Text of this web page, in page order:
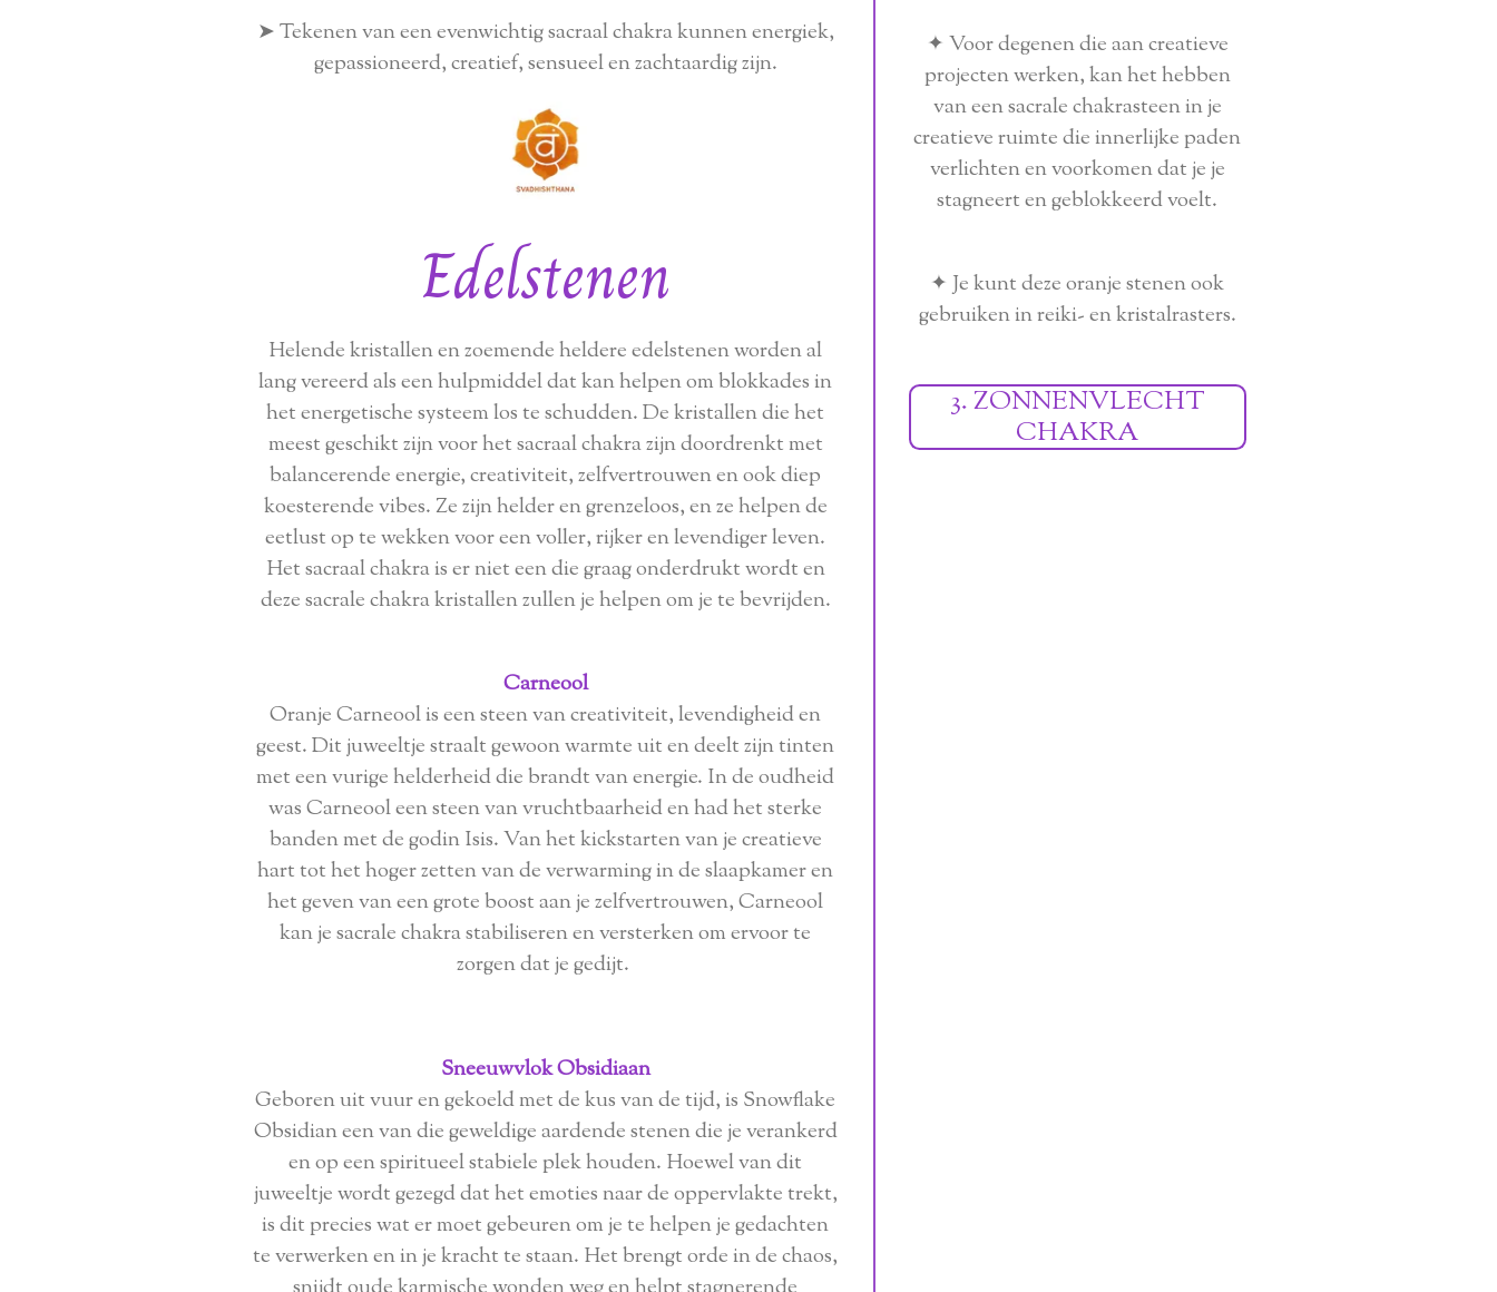
➤ Tekenen van een evenwichtig sacraal chakra kunnen energiek,
gepassioneerd, creatief, sensueel en zachtaardig zijn.
Edelstenen
Helende kristallen en zoemende heldere edelstenen worden al
lang vereerd als een hulpmiddel dat kan helpen om blokkades in
het energetische systeem los te schudden. De kristallen die het
meest geschikt zijn voor het sacraal chakra zijn doordrenkt met
balancerende energie, creativiteit, zelfvertrouwen en ook diep
koesterende vibes. Ze zijn helder en grenzeloos, en ze helpen de
eetlust op te wekken voor een voller, rijker en levendiger leven.
Het sacraal chakra is er niet een die graag onderdrukt wordt en
deze sacrale chakra kristallen zullen je helpen om je te bevrijden.
Carneool
Oranje Carneool is een steen van creativiteit, levendigheid en
geest. Dit juweeltje straalt gewoon warmte uit en deelt zijn tinten
met een vurige helderheid die brandt van energie. In de oudheid
was Carneool een steen van vruchtbaarheid en had het sterke
banden met de godin Isis. Van het kickstarten van je creatieve
hart tot het hoger zetten van de verwarming in de slaapkamer en
het geven van een grote boost aan je zelfvertrouwen, Carneool
kan je sacrale chakra stabiliseren en versterken om ervoor te
zorgen dat je gedijt.
Sneeuwvlok Obsidiaan
Geboren uit vuur en gekoeld met de kus van de tijd, is Snowflake
Obsidian een van die geweldige aardende stenen die je verankerd
en op een spiritueel stabiele plek houden. Hoewel van dit
juweeltje wordt gezegd dat het emoties naar de oppervlakte trekt,
is dit precies wat er moet gebeuren om je te helpen je gedachten
te verwerken en in je kracht te staan. Het brengt orde in de chaos,
✦ Voor degenen die aan creatieve
projecten werken, kan het hebben
van een sacrale chakrasteen in je
creatieve ruimte die innerlijke paden
verlichten en voorkomen dat je je
stagneert en geblokkeerd voelt.
✦ Je kunt deze oranje stenen ook
gebruiken in reiki- en kristalrasters.
3. ZONNENVLECHT
CHAKRA